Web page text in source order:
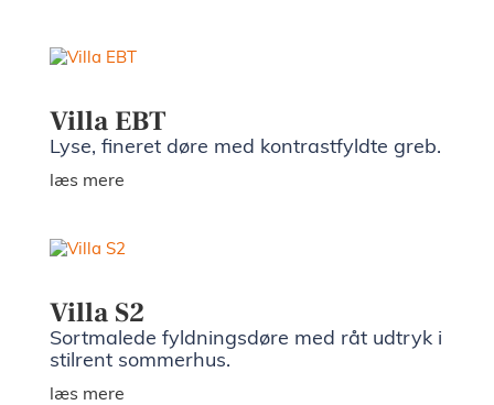
Villa EBT
Lyse, fineret døre med kontrastfyldte greb.
læs mere
Villa S2
Sortmalede fyldningsdøre med råt udtryk i
stilrent sommerhus.
læs mere